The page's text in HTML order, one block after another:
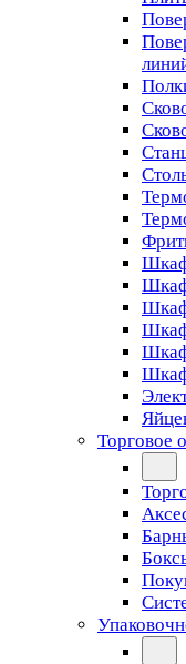
Торговое